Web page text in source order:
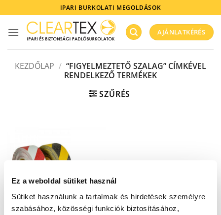
Ez a weboldal sütiket használ
Sütiket használunk a tartalmak és hirdetések személyre
szabásához, közösségi funkciók biztosításához,
to
content
IPARI BURKOLATI MEGOLDÁSOK
AJÁNLATKÉRÉS
KEZDŐLAP / “FIGYELMEZTETŐ SZALAG” CÍMKÉVEL
RENDELKEZŐ TERMÉKEK
SZŰRÉS